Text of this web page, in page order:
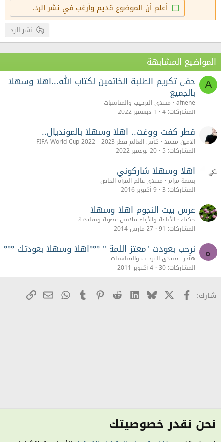
Verdana
أعلم أن الموضوع قديم وأرغب في نشر الرد.
نشر الرد
المواضيع المشابهة
A حفل تكريم الطلبة الخاتمين لكتاب الله...اهلا وسهلا
بالجميع
afnene منتدى الترحيب والمناسبات
المشاركات 4 1 ديسمبر 2022
قطر كفت ووفت.. اهلا وسهلا بالمونديال..
الامين محمد كأس العالم قطر 2023 - FIFA World Cup 2022
المشاركات 5 20 نوفمبر 2022
اهلا وسهلا شاركوني
بسمة مرام منتدى عالم المرأة الخاص
المشاركات 3 9 أكتوبر 2016
عرس بيت النجوم اهلا وسهلا
حكيك الأناقة والأزياء ملابس عصرية وتقليدية
المشاركات 91 27 مارس 2014
ه نرحب بعودت "معتز اللمة " °°°اهلا وسهلا بعودتك °°°
هآجر منتدى الترحيب والمناسبات
المشاركات 30 4 أكتوبر 2011
شارك: Facebook
X
Bluesky
LinkedIn
Reddit
Pinterest
Tumblr
WhatsApp
البريدرابط
منتدى الترحيب والمناسبات
نحن نقدر خصوصيتك